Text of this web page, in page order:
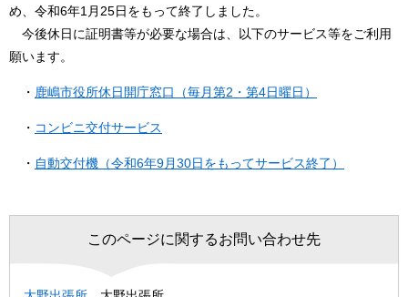
め、令和6年1月25日をもって終了しました。
今後休日に証明書等が必要な場合は、以下のサービス等をご利用
願います。
・ 鹿嶋市役所休日開庁窓口（毎月第2・第4日曜日）
・ コンビニ交付サービス
・ 自動交付機（令和6年9月30日をもってサービス終了）
このページに関するお問い合わせ先